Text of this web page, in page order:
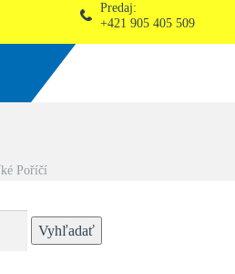
Predaj:
+421 905 405 509
Poříčí
Vyhľadať